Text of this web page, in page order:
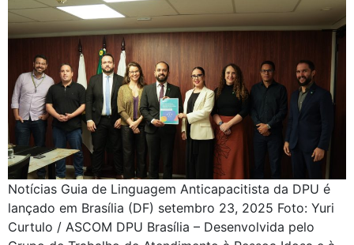
Notícias Guia de Linguagem Anticapacitista da DPU é
lançado em Brasília (DF) setembro 23, 2025 Foto: Yuri
Curtulo / ASCOM DPU Brasília – Desenvolvida pelo